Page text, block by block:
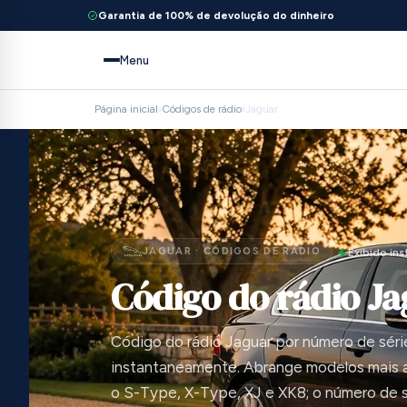
Garantia de 100% de devolução do dinheiro
Menu
Página inicial›Códigos de rádio›Jaguar
JAGUAR · CÓDIGOS DE RÁDIO Exibido
Código do rádio
Código do rádio Jaguar por número de
instantaneamente. Abrange modelos mais
o S-Type, X-Type, XJ e XK8; o número de